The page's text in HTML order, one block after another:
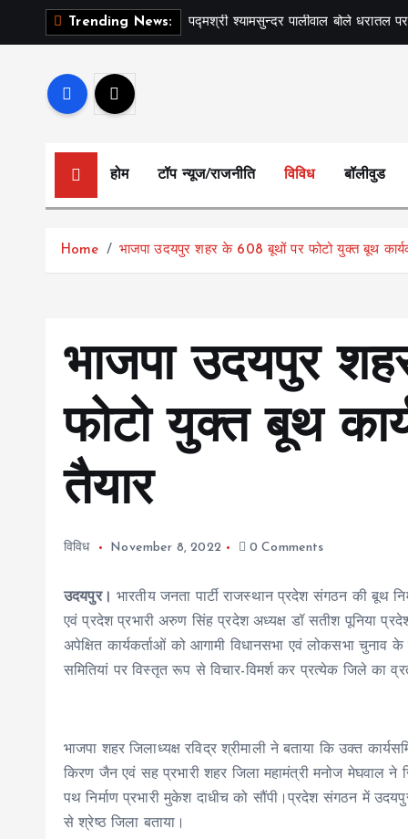
Trending News: पद्मश्री श्यामसुन्दर पालीवाल बोले धरातल
होम टॉप न्यूज/राजनीति विविध बॉलीवुड
Home भाजपा उदयपुर शहर के 608 बूथों पर फोटो युक्त बूथ
भाजपा उदयपुर
फोटो युक्त बूथ
तैयार
विविध November 8, 2022 0 Comments
उदयपुर।भारतीय जनता पार्टी राजस्थान प्रदेश संगठन की बूथ
एवं प्रदेश प्रभारी अरुण सिंह प्रदेश अध्यक्ष डॉ सतीश पूनिया
अपेक्षित कार्यकर्ताओं को आगामी विधानसभा एवं लोकसभा
समितियां पर विस्तृत रूप से विचार-विमर्श कर प्रत्येक जिले का
भाजपा शहर जिलाध्यक्ष रविद्र श्रीमाली ने बताया कि उक्त
किरण जैन एवं सह प्रभारी शहर जिला महामंत्री मनोज मेघवाल
पथ निर्माण प्रभारी मुकेश दाधीच को सौंपी।प्रदेश संगठन में
से श्रेष्ठ जिला बताया।